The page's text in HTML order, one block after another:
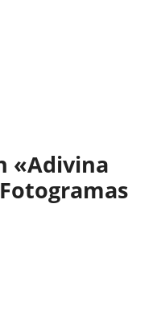
«Adivina